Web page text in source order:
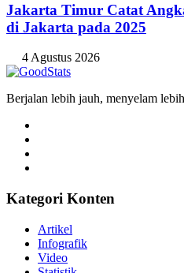
Jakarta Timur Catat
di Jakarta pada 2025
4 Agustus 2026
Berjalan lebih jauh, menyelam
Kategori Konten
Artikel
Infografik
Video